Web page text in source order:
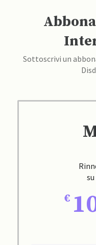
Sottoscrivi un